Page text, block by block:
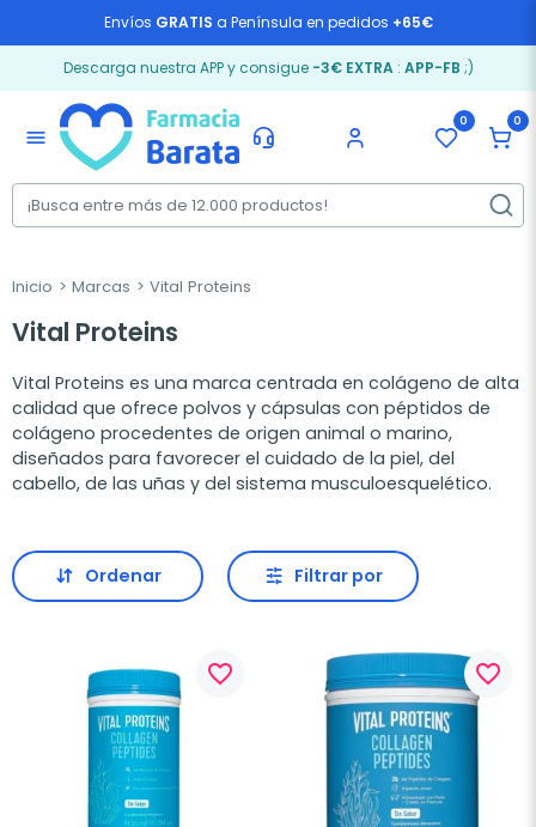
Envíos GRATIS a Península en pedidos +65€
Descarga nuestra APP y consigue -3€ EXTRA: APP-FB ;)
menu
0 0
Inicio Marcas Vital Proteins
Vital Proteins
Vital Proteins es una marca centrada en colágeno de alta
calidad que ofrece polvos y cápsulas con péptidos de
colágeno procedentes de origen animal o marino,
diseñados para favorecer el cuidado de la piel, del
cabello, de las uñas y del sistema musculoesquelético.
Ordenar Filtrar por
favorite_border favorite_border